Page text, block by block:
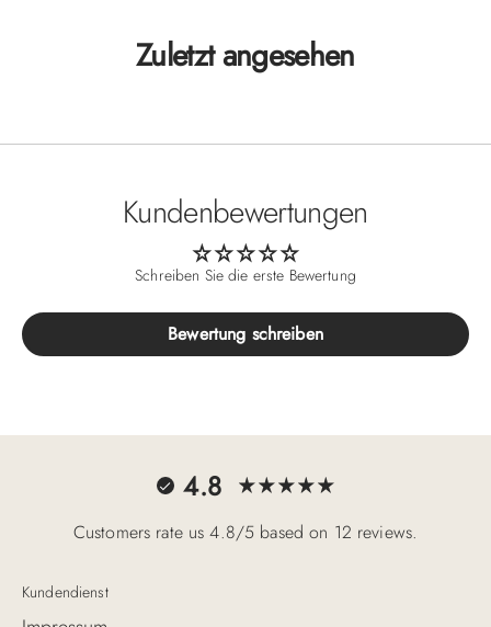
Zuletzt angesehen
Kundenbewertungen
Schreiben Sie die erste Bewertung
Bewertung schreiben
4.8
Customers rate us 4.8/5 based on 12 reviews.
Kundendienst